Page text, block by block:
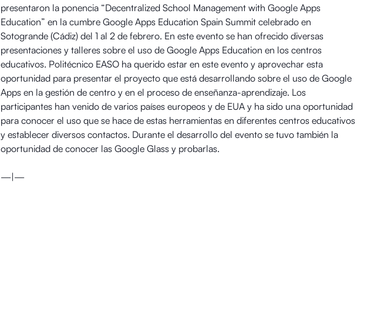
presentaron la ponencia “Decentralized School Management with Google Apps
Education” en la cumbre Google Apps Education Spain Summit celebrado en
Sotogrande (Cádiz) del 1 al 2 de febrero. En este evento se han ofrecido diversas
presentaciones y talleres sobre el uso de Google Apps Education en los centros
educativos. Politécnico EASO ha querido estar en este evento y aprovechar esta
oportunidad para presentar el proyecto que está desarrollando sobre el uso de Google
Apps en la gestión de centro y en el proceso de enseñanza-aprendizaje. Los
participantes han venido de varios países europeos y de EUA y ha sido una oportunidad
para conocer el uso que se hace de estas herramientas en diferentes centros educativos
y establecer diversos contactos. Durante el desarrollo del evento se tuvo también la
oportunidad de conocer las Google Glass y probarlas.
—|—